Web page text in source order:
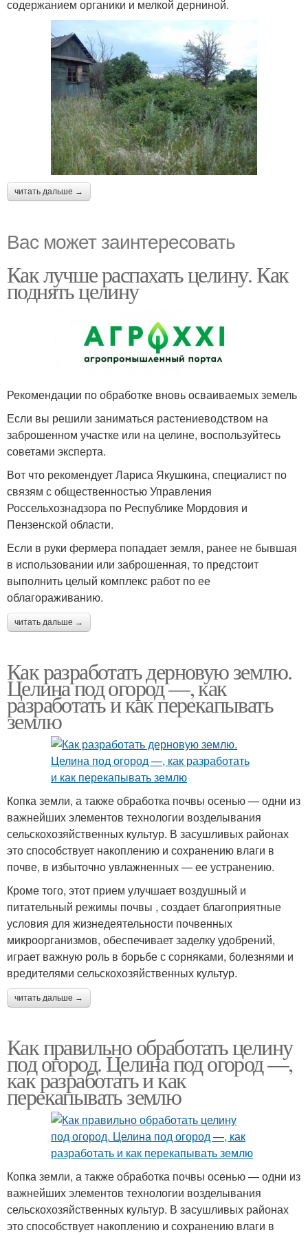
содержанием органики и мелкой дерниной.
читать дальше →
Вас может заинтересовать
Как лучше распахать целину. Как
поднять целину
Рекомендации по обработке вновь осваиваемых земель
Если вы решили заниматься растениеводством на
заброшенном участке или на целине, воспользуйтесь
советами эксперта.
Вот что рекомендует Лариса Якушкина, специалист по
связям с общественностью Управления
Россельхознадзора по Республике Мордовия и
Пензенской области.
Если в руки фермера попадает земля, ранее не бывшая
в использовании или заброшенная, то предстоит
выполнить целый комплекс работ по ее
облагораживанию.
читать дальше →
Как разработать дерновую землю.
Целина под огород —, как
разработать и как перекапывать
землю
Копка земли, а также обработка почвы осенью — одни из
важнейших элементов технологии возделывания
сельскохозяйственных культур. В засушливых районах
это способствует накоплению и сохранению влаги в
почве, в избыточно увлажненных — ее устранению.
Кроме того, этот прием улучшает воздушный и
питательный режимы почвы , создает благоприятные
условия для жизнедеятельности почвенных
микроорганизмов, обеспечивает заделку удобрений,
играет важную роль в борьбе с сорняками, болезнями и
вредителями сельскохозяйственных культур.
читать дальше →
Как правильно обработать целину
под огород. Целина под огород —,
как разработать и как
перекапывать землю
Копка земли, а также обработка почвы осенью — одни из
важнейших элементов технологии возделывания
сельскохозяйственных культур. В засушливых районах
это способствует накоплению и сохранению влаги в